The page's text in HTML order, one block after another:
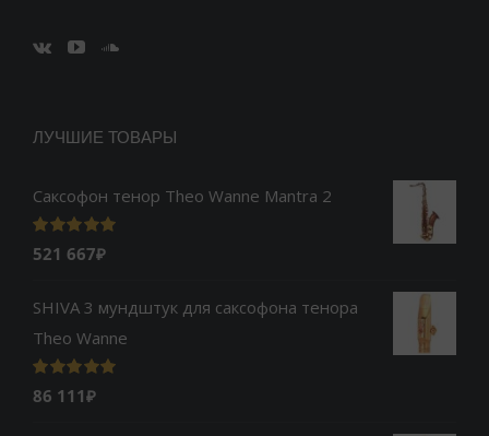
ЛУЧШИЕ ТОВАРЫ
Саксофон тенор Theo Wanne Mantra 2
Оценка5.00
из 5
521 667₽
SHIVA 3 мундштук для саксофона тенора
Theo Wanne
Оценка 5.00
из 5
86 111₽